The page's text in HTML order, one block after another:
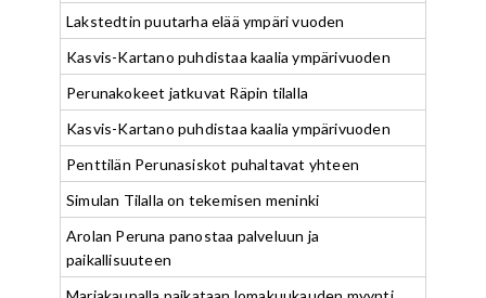
Lakstedtin puutarha elää ympäri vuoden
Kasvis-Kartano puhdistaa kaalia ympärivuoden
Perunakokeet jatkuvat Räpin tilalla
Kasvis-Kartano puhdistaa kaalia ympärivuoden
Penttilän Perunasiskot puhaltavat yhteen
Simulan Tilalla on tekemisen meninki
Arolan Peruna panostaa palveluun ja
paikallisuuteen